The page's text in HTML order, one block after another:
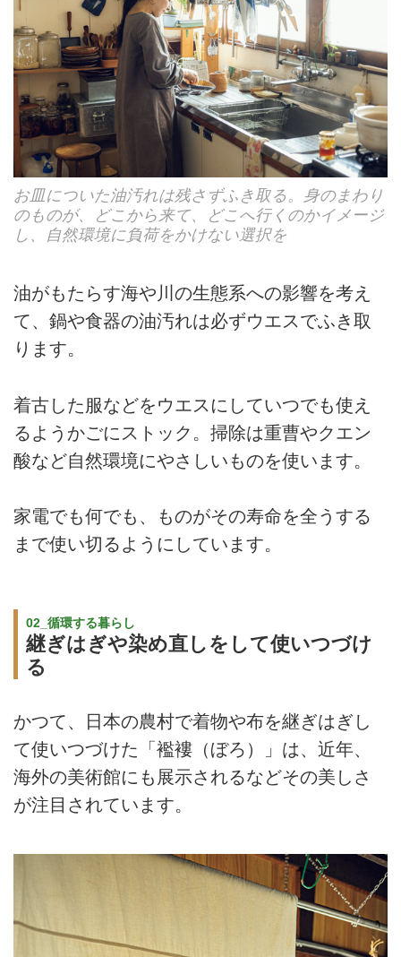
お皿についた油汚れは残さずふき取る。身のまわり
のものが、どこから来て、どこへ行くのかイメージ
し、自然環境に負荷をかけない選択を
油がもたらす海や川の生態系への影響を考え
て、鍋や食器の油汚れは必ずウエスでふき取
ります。
着古した服などをウエスにしていつでも使え
るようかごにストック。掃除は重曹やクエン
酸など自然環境にやさしいものを使います。
家電でも何でも、ものがその寿命を全うする
まで使い切るようにしています。
02_循環する暮らし
継ぎはぎや染め直しをして使いつづけ
る
かつて、日本の農村で着物や布を継ぎはぎし
て使いつづけた「襤褸（ぼろ）」は、近年、
海外の美術館にも展示されるなどその美しさ
が注目されています。